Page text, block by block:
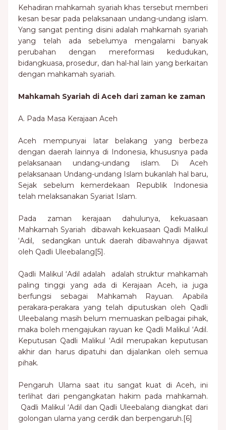
Kehadiran mahkamah syariah khas tersebut memberi
kesan besar pada pelaksanaan undang-undang islam.
Yang sangat penting disini adalah mahkamah syariah
yang telah ada sebelumya mengalami banyak
perubahan dengan mereformasi kedudukan,
bidangkuasa, prosedur, dan hal-hal lain yang berkaitan
dengan mahkamah syariah.
Mahkamah Syariah di Aceh dari zaman ke zaman
A. Pada Masa Kerajaan Aceh
Aceh mempunyai latar belakang yang berbeza
dengan daerah lainnya di Indonesia, khususnya pada
pelaksanaan undang-undang islam. Di Aceh
pelaksanaan Undang-undang Islam bukanlah hal baru,
Sejak sebelum kemerdekaan Republik Indonesia
telah melaksanakan Syariat Islam.
Pada zaman kerajaan dahulunya, kekuasaan
Mahkamah Syariah dibawah kekuasaan Qadli Malikul
‘Adil, sedangkan untuk daerah dibawahnya dijawat
oleh Qadli Uleebalang[5].
Qadli Malikul ‘Adil adalah adalah struktur mahkamah
paling tinggi yang ada di Kerajaan Aceh, ia juga
berfungsi sebagai Mahkamah Rayuan. Apabila
perakara-perakara yang telah diputuskan oleh Qadli
Uleebalang masih belum memuaskan pelbagai pihak,
maka boleh mengajukan rayuan ke Qadli Malikul ‘Adil.
Keputusan Qadli Malikul ‘Adil merupakan keputusan
akhir dan harus dipatuhi dan dijalankan oleh semua
pihak.
Pengaruh Ulama saat itu sangat kuat di Aceh, ini
terlihat dari pengangkatan hakim pada mahkamah.
Qadli Malikul ‘Adil dan Qadli Uleebalang diangkat dari
golongan ulama yang cerdik dan berpengaruh.[6]